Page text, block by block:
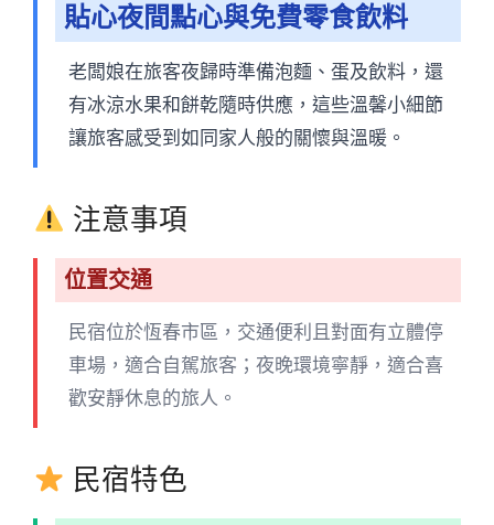
貼心夜間點心與免費零食飲料
老闆娘在旅客夜歸時準備泡麵、蛋及飲料，還
有冰涼水果和餅乾隨時供應，這些溫馨小細節
讓旅客感受到如同家人般的關懷與溫暖。
注意事項
位置交通
民宿位於恆春市區，交通便利且對面有立體停
車場，適合自駕旅客；夜晚環境寧靜，適合喜
歡安靜休息的旅人。
民宿特色